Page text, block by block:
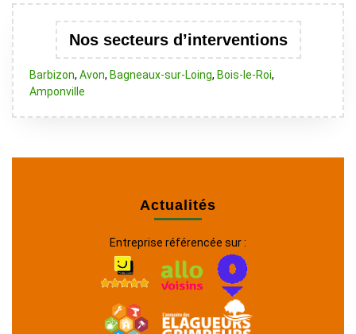
Nos secteurs d’interventions
Barbizon, Avon, Bagneaux-sur-Loing, Bois-le-Roi,
Amponville
Actualités
Entreprise référencée sur :